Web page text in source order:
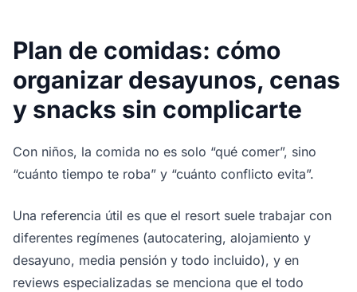
Plan de comidas: cómo
organizar desayunos, cenas
y snacks sin complicarte
Con niños, la comida no es solo “qué comer”, sino
“cuánto tiempo te roba” y “cuánto conflicto evita”.
Una referencia útil es que el resort suele trabajar con
diferentes regímenes (autocatering, alojamiento y
desayuno, media pensión y todo incluido), y en
reviews especializadas se menciona que el todo